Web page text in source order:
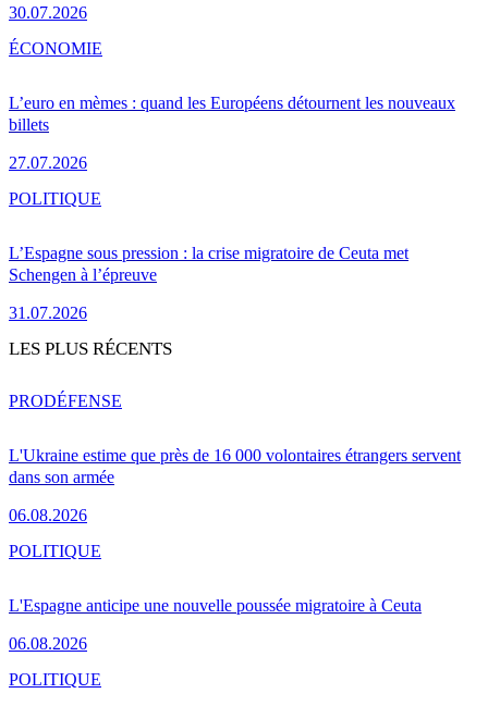
30.07.2026
L’euro en mèmes : quand les Européens détournent les nouveaux
billets
27.07.2026
ÉCONOMIE
L’Espagne sous pression : la crise migratoire de Ceuta met
Schengen à l’épreuve
31.07.2026
POLITIQUE
LES PLUS RÉCENTS
L'Ukraine estime que près de 16 000 volontaires étrangers servent
dans son armée
06.08.2026
PRODÉFENSE
L'Espagne anticipe une nouvelle poussée migratoire à Ceuta
06.08.2026
POLITIQUE
POLITIQUE